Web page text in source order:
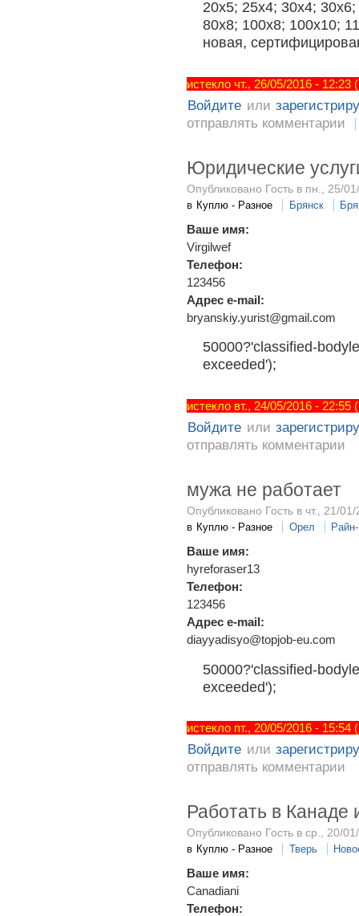
20х5; 25х4; 30х4;
80х8; 100х8; 100х10;
новая,
истекло чт., 26/05/2016 -
Войдите или
отправлять комментарии
Юридические
Опубликовано Гость в пн., 25/
в Куплю - Разное Брянск
Ваше имя:
Virgilwef
Телефон:
123456
Адрес e-mail:
bryanskiy.yurist@gmail.com
50000?'classified-
exceeded');
истекло вт., 24/05/2016 -
Войдите или
отправлять комментарии
мужа не работает
Опубликовано Гость в чт., 21/
в Куплю - Разное Орел
Ваше имя:
hyreforaser13
Телефон:
123456
Адрес e-mail:
diayyadisyo@topjob-eu.com
50000?'classified-
exceeded');
истекло пт., 20/05/2016 -
Войдите или
отправлять комментарии
Работать в Канаде
Опубликовано Гость в ср., 20/
в Куплю - Разное Тверь
Ваше имя:
Canadiani
Телефон: